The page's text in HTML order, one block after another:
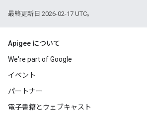
最終更新日 2026-02-17 UTC。
Apigee について
We're part of Google
イベント
パートナー
電子書籍とウェブキャスト